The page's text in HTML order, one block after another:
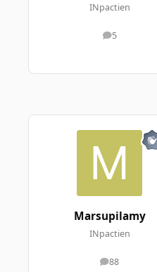
INpactien
5
messages
Marsupilamy
INpactien
88
messages